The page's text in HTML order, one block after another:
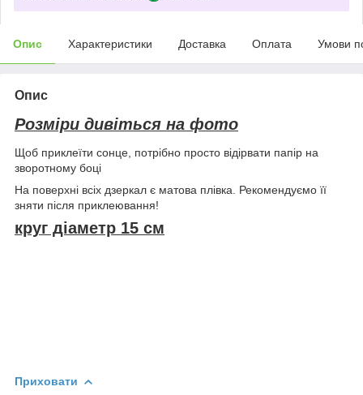
Опис Характеристики Доставка Оплата Умови
Опис
Розміри дивіться на фото
Щоб приклеїти сонце, потрібно просто відірвати папір на
зворотному боці
На поверхні всіх дзеркал є матова плівка. Рекомендуємо її
зняти після приклеювання!
круг діаметр 15 см
Приховати